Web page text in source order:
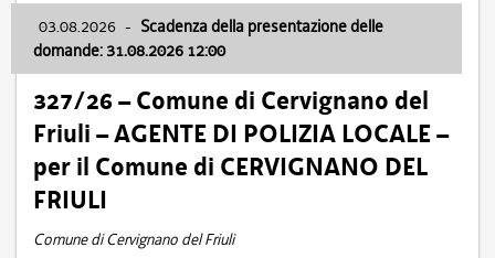
03.08.2026 - Scadenza della presentazione delle
domande: 31.08.2026 12:00
327/26 – Comune di Cervignano del
Friuli – AGENTE DI POLIZIA LOCALE –
per il Comune di CERVIGNANO DEL
FRIULI
Comune di Cervignano del Friuli